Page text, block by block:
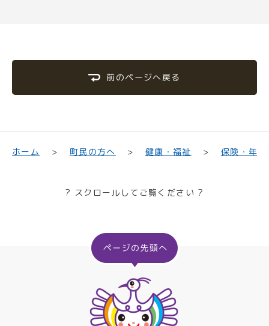
前のページへ戻る
ホーム 町民の方へ 健康・福祉 保険・年
? スクロールしてご覧ください ?